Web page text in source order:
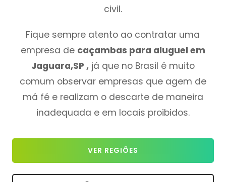
civil.
Fique sempre atento ao contratar uma
empresa de caçambas para aluguel em
Jaguara,SP , já que no Brasil é muito
comum observar empresas que agem de
má fé e realizam o descarte de maneira
inadequada e em locais proibidos.
VER REGIÕES